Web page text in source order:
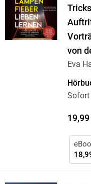
von
Eva
Sofort
19,99